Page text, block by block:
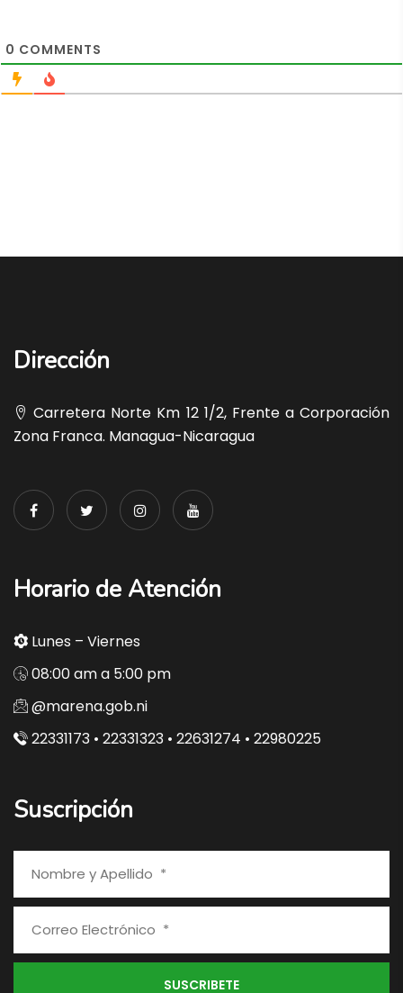
0 COMMENTS
Dirección
Carretera Norte Km 12 1/2, Frente a Corporación
Zona Franca. Managua-Nicaragua
Horario de Atención
Lunes – Viernes
08:00 am a 5:00 pm
@marena.gob.ni
22331173 • 22331323 • 22631274 • 22980225
Suscripción